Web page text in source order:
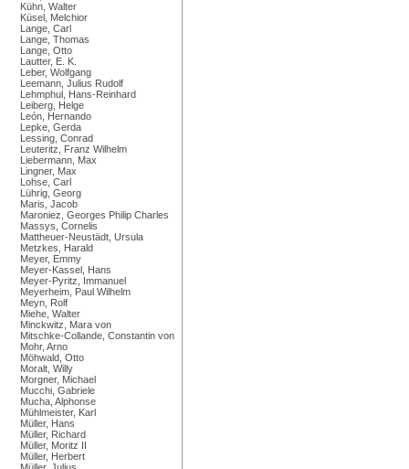
Kühn, Walter
Küsel, Melchior
Lange, Carl
Lange, Thomas
Lange, Otto
Lautter, E. K.
Leber, Wolfgang
Leemann, Julius Rudolf
Lehmphul, Hans-Reinhard
Leiberg, Helge
León, Hernando
Lepke, Gerda
Lessing, Conrad
Leuteritz, Franz Wilhelm
Liebermann, Max
Lingner, Max
Lohse, Carl
Lührig, Georg
Maris, Jacob
Maroniez, Georges Philip Charles
Massys, Cornelis
Mattheuer-Neustädt, Ursula
Metzkes, Harald
Meyer, Emmy
Meyer-Kassel, Hans
Meyer-Pyritz, Immanuel
Meyerheim, Paul Wilhelm
Meyn, Rolf
Miehe, Walter
Minckwitz, Mara von
Mitschke-Collande, Constantin von
Mohr, Arno
Möhwald, Otto
Moralt, Willy
Morgner, Michael
Mucchi, Gabriele
Mucha, Alphonse
Mühlmeister, Karl
Müller, Hans
Müller, Richard
Müller, Moritz II
Müller, Herbert